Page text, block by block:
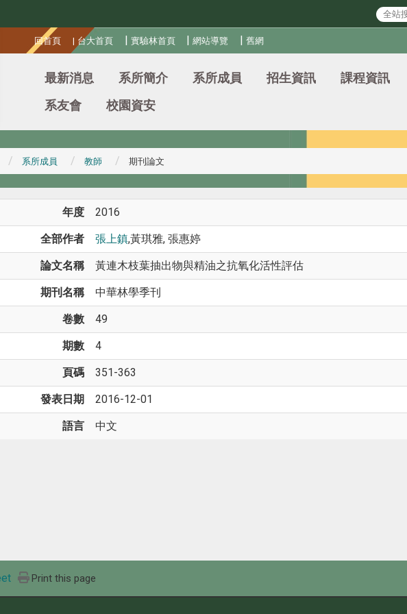
回首頁 | 台大首頁 | 實驗林首頁 |網站導覽 |舊網
最新消息 系所簡介 系所成員 招生資訊 課程資訊
系友會
校園資安
系所成員 教師 期刊論文
年度 2016
全部作者 張上鎮,黃琪雅, 張惠婷
論文名稱 黃連木枝葉抽出物與精油之抗氧化活性評估
期刊名稱 中華林學季刊
卷數 49
期數 4
頁碼 351-363
發表日期 2016-12-01
語言 中文
Print this page